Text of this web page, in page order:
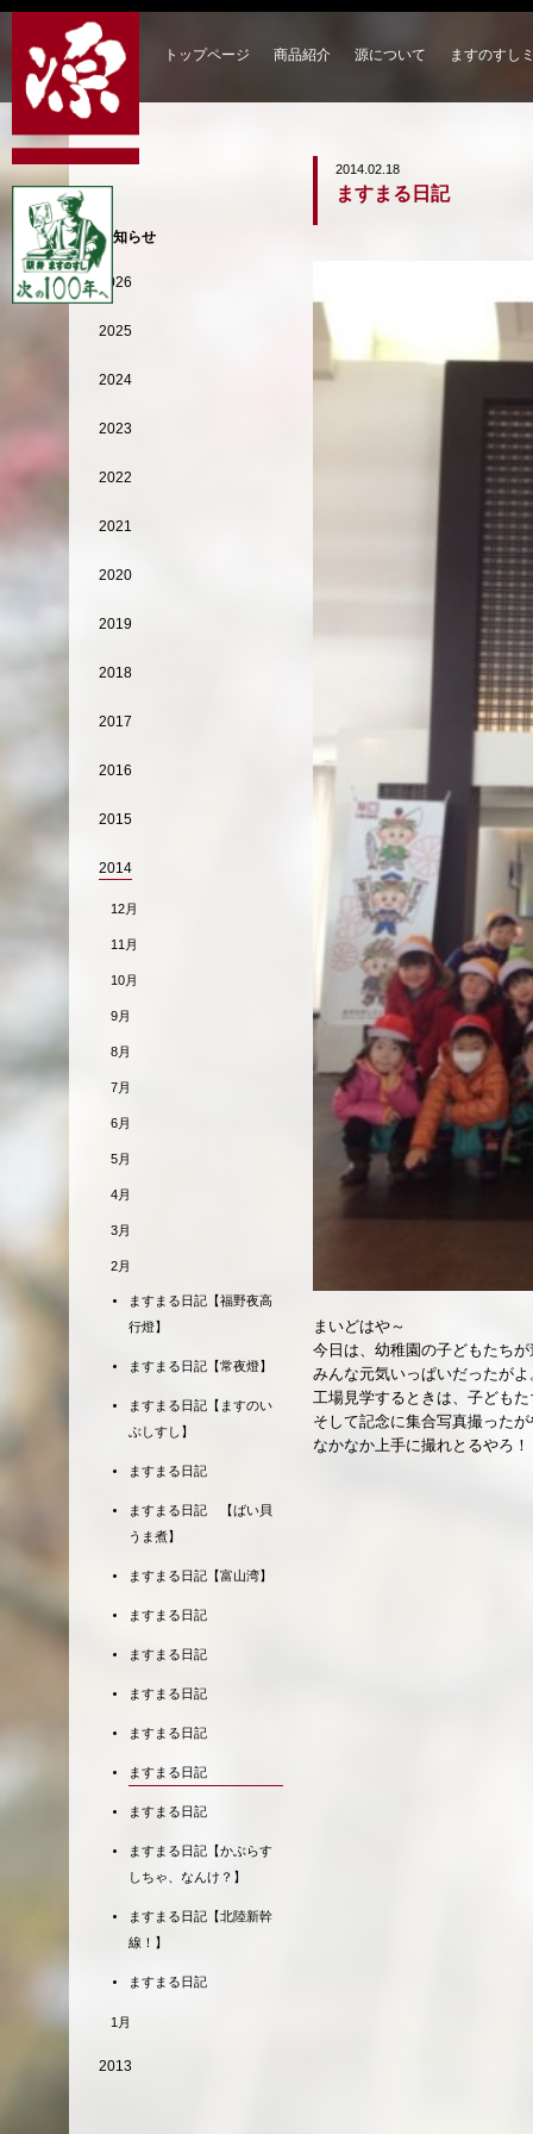
トップページ 商品紹介 源について ますのすし
2014.02.18
ますまる日記
まいどはや～
今日は、幼稚園の子どもたち
みんな元気いっぱいだったがよ
工場見学するときは、子ども
そして記念に集合写真撮った
なかなか上手に撮れとるやろ！
お知らせ
2026
2025
2024
2023
2022
2021
2020
2019
2018
2017
2016
2015
2014
12月
11月
10月
9月
8月
7月
6月
5月
4月
3月
2月
ますまる日記【福野夜高
行燈】
ますまる日記【常夜燈】
ますまる日記【ますのい
ぶしすし】
ますまる日記
ますまる日記 【ばい貝
うま煮】
ますまる日記【富山湾】
ますまる日記
ますまる日記
ますまる日記
ますまる日記
ますまる日記
ますまる日記
ますまる日記【かぶらす
しちゃ、なんけ？】
ますまる日記【北陸新幹
線！】
ますまる日記
1月
2013